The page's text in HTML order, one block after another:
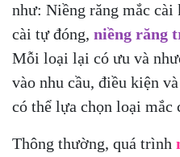
như: Niềng răng mắc
cài tự đóng, niềng răng
Mỗi loại lại có ưu và
vào nhu cầu, điều kiện
có thể lựa chọn loại mắc
Thông thường, quá trình